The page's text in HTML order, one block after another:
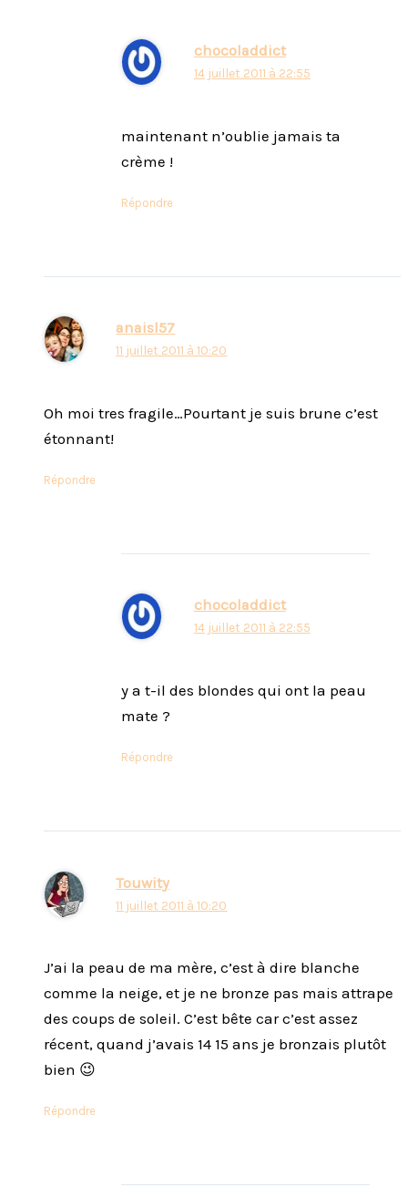
chocoladdict
14 juillet 2011 à 22:55
maintenant n’oublie jamais ta
crème !
Répondre
anaisl57
11 juillet 2011 à 10:20
Oh moi tres fragile…Pourtant je suis brune c’est
étonnant!
Répondre
chocoladdict
14 juillet 2011 à 22:55
y a t-il des blondes qui ont la peau
mate ?
Répondre
Touwity
11 juillet 2011 à 10:20
J’ai la peau de ma mère, c’est à dire blanche
comme la neige, et je ne bronze pas mais attrape
des coups de soleil. C’est bête car c’est assez
récent, quand j’avais 14 15 ans je bronzais plutôt
bien 😉
Répondre